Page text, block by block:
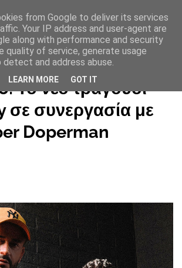
Το νέο τραγούδι
σε συνεργασία με
Doperman
from Google to deliver its services
Your IP address and user-agent are
along with performance and security
quality of service, generate usage
and address abuse.
LEARN MORE GOT IT